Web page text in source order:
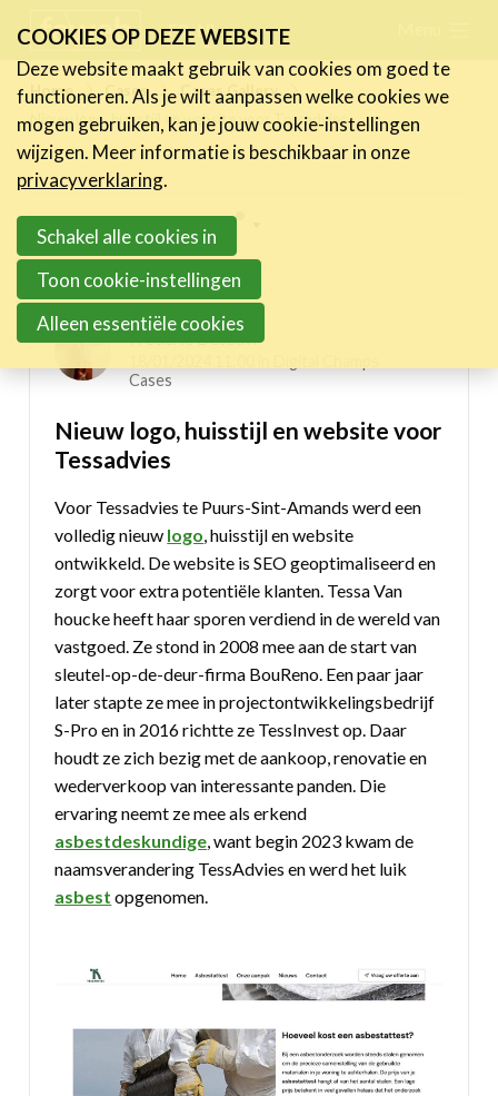
links
Jump
to
navigation
to
main
content
FR NL
Home Cases
Cases Gallery
Nieuw logo, huisstijl en website voor Tessadvies
Inspiring projects menu
Digital Champs Cases
Frederic Desauw
Cases
Nieuw logo, huisstijl en website voor
Tessadvies
Voor Tessadvies te Puurs-Sint-Amands werd een
volledig nieuw logo, huisstijl en website
ontwikkeld. De website is SEO geoptimaliseerd en
zorgt voor extra potentiële klanten. Tessa Van
houcke heeft haar sporen verdiend in de wereld van
vastgoed. Ze stond in 2008 mee aan de start van
sleutel-op-de-deur-firma BouReno. Een paar jaar
later stapte ze mee in projectontwikkelingsbedrijf
S-Pro en in 2016 richtte ze TessInvest op. Daar
houdt ze zich bezig met de aankoop, renovatie en
wederverkoop van interessante panden. Die
ervaring neemt ze mee als erkend
asbestdeskundige, want begin 2023 kwam de
naamsverandering TessAdvies en werd het luik
asbest opgenomen.
Nieuws
Activiteiten
Expertise
Toolbox
Bedrijvenzoeker
Lid worden AccountZoeken
COOKIES OP DEZE WEBSITE
Deze website maakt gebruik van cookies om goed te
functioneren. Als je wilt aanpassen welke cookies we
mogen gebruiken, kan je jouw cookie-instellingen
wijzigen. Meer informatie is beschikbaar in onze
privacyverklaring.
Schakel alle cookies in
Toon cookie-instellingen
Alleen essentiële cookies